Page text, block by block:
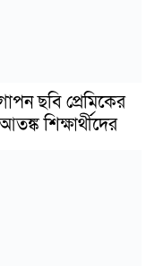
ছবি প্রেমিকের
শিক্ষার্থীদের